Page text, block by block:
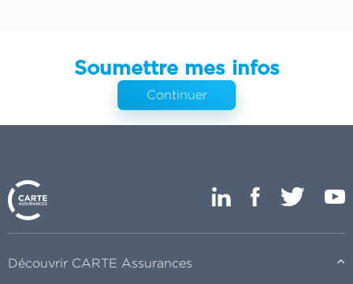
Soumettre mes infos
Continuer
Découvrir CARTE Assurances